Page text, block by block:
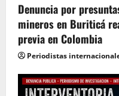
Denuncia por
mineros en Buriticá
previa en Colombia
Periodistas